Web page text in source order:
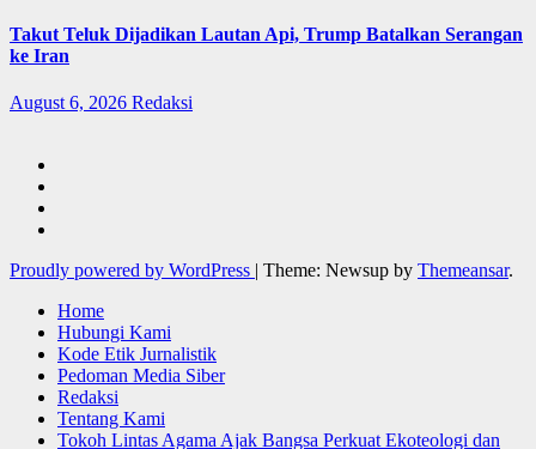
Takut Teluk Dijadikan Lautan Api, Trump Batalkan Serangan
ke Iran
August 6, 2026 Redaksi
Proudly powered by WordPress | Theme: Newsup by Themeansar.
Home
Hubungi Kami
Kode Etik Jurnalistik
Pedoman Media Siber
Redaksi
Tentang Kami
Tokoh Lintas Agama Ajak Bangsa Perkuat Ekoteologi dan